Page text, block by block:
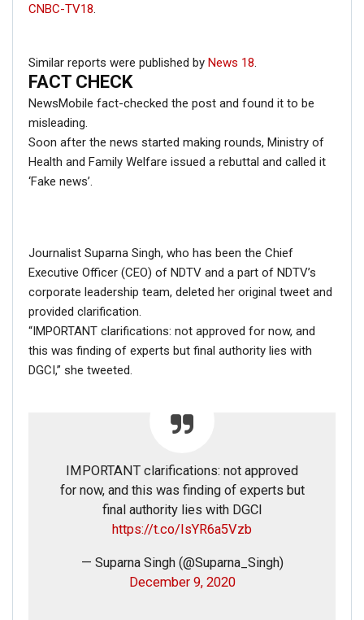
CNBC-TV18
Similar reports were published by News 18
FACT CHECK
NewsMobile fact-checked the post and found it to be
misleading.
Soon after the news started making rounds, Ministry of
Health and Family Welfare issued a rebuttal and called it
‘Fake news’.
Journalist Suparna Singh, who has been the Chief
Executive Officer (CEO) of NDTV and a part of NDTV’s
corporate leadership team, deleted her original tweet and
provided clarification.
“IMPORTANT clarifications: not approved for now, and
this was finding of experts but final authority lies with
DGCI,” she tweeted.
IMPORTANT clarifications: not approved
for now, and this was finding of experts but
final authority lies with DGCI
https://t.co/IsYR6a5Vzb
— Suparna Singh (@Suparna_Singh)
December 9, 2020